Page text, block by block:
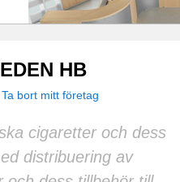
HB
Ta bort mitt företag
cigaretter och dess
distribuering av